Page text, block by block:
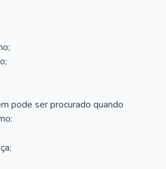
pode ser procurado quando